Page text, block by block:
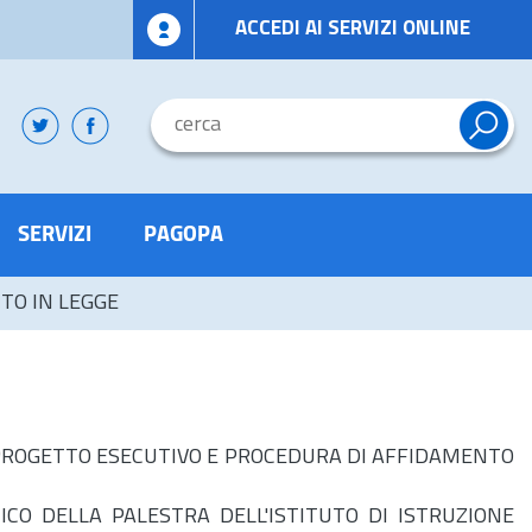
ACCEDI AI SERVIZI ONLINE
SERVIZI PAGOPA
IN LEGGE
ESECUTIVO E PROCEDURA DI AFFIDAMENTO
DELLA PALESTRA DELL'ISTITUTO DI ISTRUZIONE